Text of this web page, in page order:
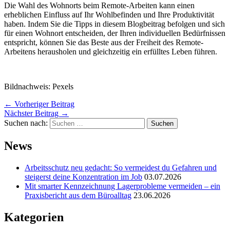
Die Wahl des Wohnorts beim Remote-Arbeiten kann einen
erheblichen Einfluss auf Ihr Wohlbefinden und Ihre Produktivität
haben. Indem Sie die Tipps in diesem Blogbeitrag befolgen und sich
für einen Wohnort entscheiden, der Ihren individuellen Bedürfnissen
entspricht, können Sie das Beste aus der Freiheit des Remote-
Arbeitens herausholen und gleichzeitig ein erfülltes Leben führen.
Bildnachweis: Pexels
← Vorheriger Beitrag
Nächster Beitrag →
Suchen nach:
News
Arbeitsschutz neu gedacht: So vermeidest du Gefahren und
steigerst deine Konzentration im Job 03.07.2026
Mit smarter Kennzeichnung Lagerprobleme vermeiden – ein
Praxisbericht aus dem Büroalltag 23.06.2026
Kategorien